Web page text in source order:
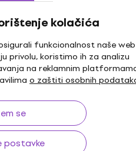
kolačića
funkcionalnost naše web
privolu, koristimo ih za analizu
na reklamnim
o zaštiti osobnih
se
postavke